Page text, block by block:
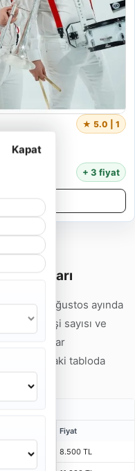
Kapat
★ 5.0 | 1
+ 3 fiyat
Fiyatları
2026 Ağustos ayında
ekip kişi sayısı ve
TL'ye kadar
aşağıdaki tabloda
Fiyat
8.500 TL